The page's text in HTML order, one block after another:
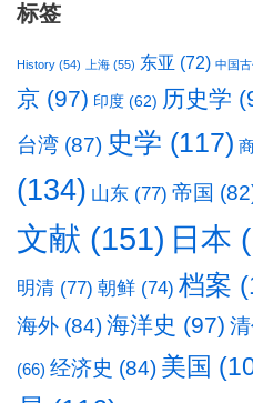
标签
History (54) 上海 (55) 东亚 (72) 中国
京 (97) 印度 (62) 历史学
台湾 (87) 史学 (117)
(134) 山东 (77) 帝国
文献 (151) 日本
明清 (77) 朝鲜 (74) 档案
海外 (84)海洋史 (97)
(66) 经济史 (84) 美国